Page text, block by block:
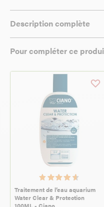
Description complète
Pour compléter ce
Traitement de l’eau aquarium
Water Clear & Protection